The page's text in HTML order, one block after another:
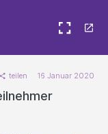
teilen 16 Januar 2020